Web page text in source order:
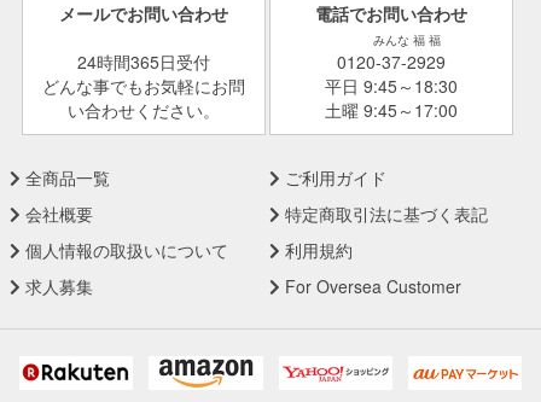
メールでお問い合わせ
24時間365日受付
どんな事でもお気軽にお問
い合わせください。
電話でお問い合わせ
みんな 福 福
0120-37-2929
平日 9:45～18:30
土曜 9:45～17:00
全商品一覧
ご利用ガイド
会社概要
特定商取引法に基づく表記
個人情報の取扱いについて
利用規約
求人募集
For Oversea Customer